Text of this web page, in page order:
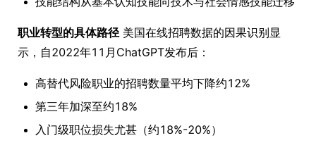
职业转型的具体路径美国在线招聘数据的因果识别显
示，自2022年11月ChatGPT发布后：
高替代风险职业的招聘数量平均下降约12%
第三年加深至约18%
入门级职位损失尤甚（约18%-20%）